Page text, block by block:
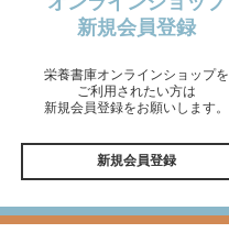
新規会員登録
栄養書庫オンラインショップを
ご利用されたい方は
新規会員登録をお願いします。
新規会員登録